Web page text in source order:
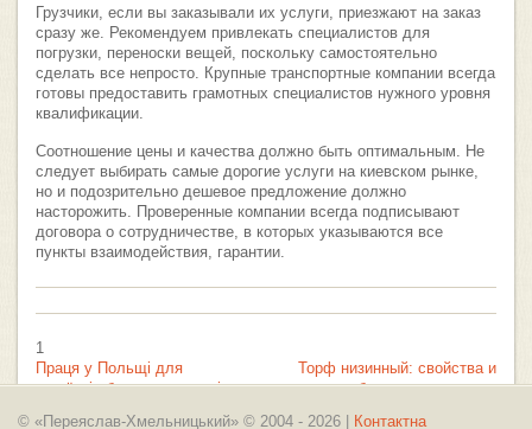
Грузчики, если вы заказывали их услуги, приезжают на заказ
сразу же. Рекомендуем привлекать специалистов для
погрузки, переноски вещей, поскольку самостоятельно
сделать все непросто. Крупные транспортные компании всегда
готовы предоставить грамотных специалистов нужного уровня
квалификации.
Соотношение цены и качества должно быть оптимальным. Не
следует выбирать самые дорогие услуги на киевском рынке,
но и подозрительно дешевое предложение должно
насторожить. Проверенные компании всегда подписывают
договора о сотрудничестве, в которых указываются все
пункты взаимодействия, гарантии.
1
Праця у Польщі для
українців без посередників
Торф низинный: свойства и
область применения
© «Переяслав-Хмельницький» © 2004 - 2026 | Контактна